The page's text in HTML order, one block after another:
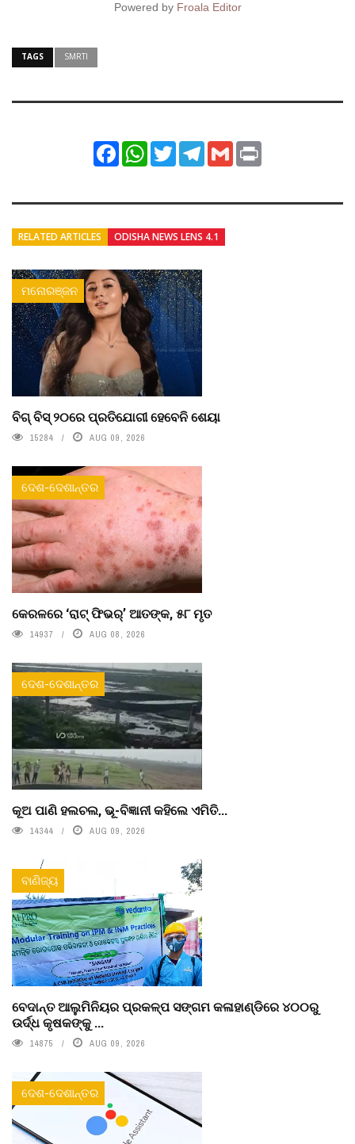
Powered by Froala Editor
TAGS SMRTI
FacebookWhatsApp
TwitterTelegram
Gmail
RELATED ARTICLES ODISHA NEWS LENS 4.1
ମନୋରଞ୍ଜନ
ବିଗ୍ ବିସ୍ ୨୦ରେ ପ୍ରତିଯୋଗୀ ହେବେନି ଶେୟା
15284 AUG 09, 2026
ଦେଶ-ଦେଶାନ୍ତର
କେରଳରେ ‘ରାଟ୍ ଫିଭର୍’ ଆତଙ୍କ, ୫୮ ମୃତ
14937 AUG 08, 2026
ଦେଶ-ଦେଶାନ୍ତର
କୂଅ ପାଣି ହଲଚଲ, ଭୂ-ବିଜ୍ଞାନୀ କହିଲେ ଏମିତି...
14344 AUG 09, 2026
ବାଣିଜ୍ୟ
ବେଦାନ୍ତ ଆଲୁମିନିୟର ପ୍ରକଳ୍ପ ସଙ୍ଗମ କଳାହାଣ୍ଡିରେ ୪୦୦ରୁ
ଉର୍ଦ୍ଧ କୃଷକଙ୍କୁ ...
14875 AUG 09, 2026
ଦେଶ-ଦେଶାନ୍ତର